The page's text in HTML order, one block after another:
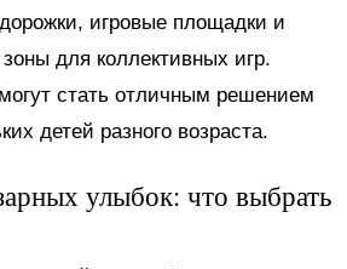
игровые площадки и
для коллективных игр.
стать отличным решением
детей разного возраста.
улыбок: что выбрать